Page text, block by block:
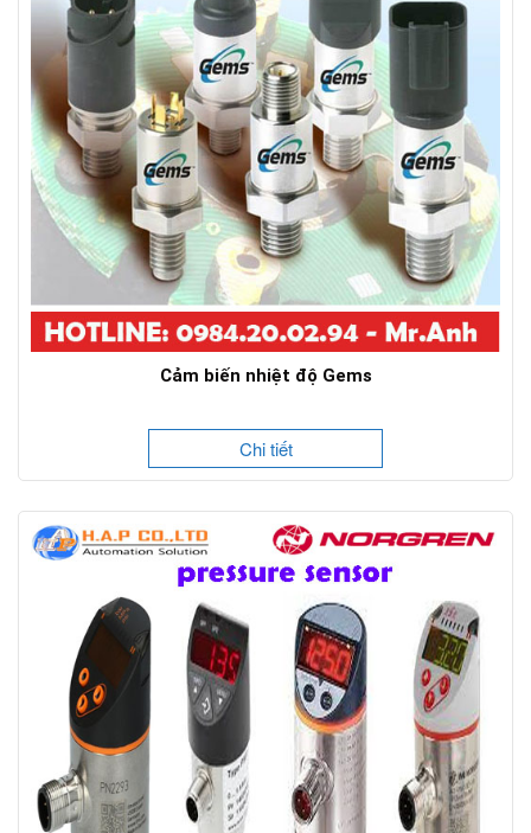
Cảm biến nhiệt độ Gems
Chi tiết